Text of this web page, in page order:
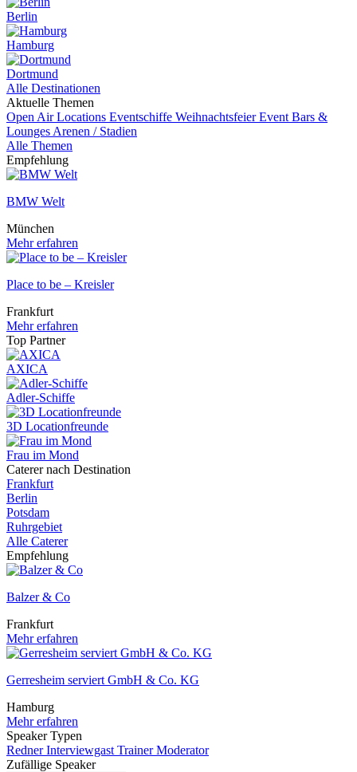
Berlin
Hamburg
Dortmund
Alle Destinationen
Aktuelle Themen
Open Air Locations Eventschiffe WeihnachtsfeierEvent Bars &
Lounges Arenen / Stadien
Alle Themen
Empfehlung
BMW Welt
München
Mehr erfahren
Place to be – Kreisler
Frankfurt
Mehr erfahren
Top Partner
AXICA
Adler-Schiffe
3D Locationfreunde
Frau im Mond
Caterer nach Destination
Frankfurt
Berlin
Potsdam
Ruhrgebiet
Alle Caterer
Empfehlung
Balzer & Co
Frankfurt
Mehr erfahren
Gerresheim serviert GmbH & Co. KG
Hamburg
Mehr erfahren
Speaker Typen
RednerInterviewgast TrainerModerator
Zufällige Speaker